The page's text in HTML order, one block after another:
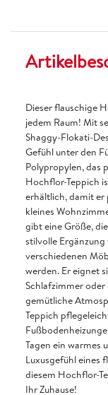
Dieser flauschige
jedem Raum! Mit
Shaggy-Flokati-
Gefühl unter den
Polypropylen, das
Hochflor-Teppich
erhältlich, damit er
kleines
gibt eine Größe,
stilvolle
verschiedenen
werden. Er eignet
Schlafzimmer
gemütliche
Teppich
Tagen ein warmes
Luxusgefühl eines
diesem Hochflor-
Ihr Zuhause!